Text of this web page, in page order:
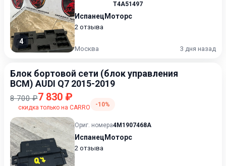
4
T4A51497
ИспанецМоторс
2 отзыва
Москва 3 дня назад
Блок бортовой сети (блок управления
BCM) AUDI Q7 2015-2019
8 700 ₽7 830 ₽
скидка только на CARRO -10%
Ориг. номера4M1907468A
ИспанецМоторс
2 отзыва